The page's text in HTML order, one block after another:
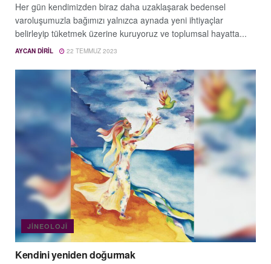
Her gün kendimizden biraz daha uzaklaşarak bedensel
varoluşumuzla bağımızı yalnızca aynada yeni ihtiyaçlar
belirleyip tüketmek üzerine kuruyoruz ve toplumsal hayatta...
AYCAN DIRIL 22 TEMMUZ 2023
JINEOLOJÎ
Kendini yeniden doğurmak